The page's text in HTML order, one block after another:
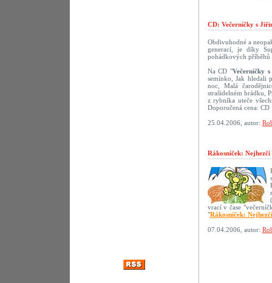
CD: Večerníčky s
Obdivuhodné a
generací, je díky
pohádkových příběhů
Na CD "Večerníčky
semínko, Jak hledali
noc, Malá
strašidelném hrádku,
z rybníka uteče
Doporučená cena:
25.04.2006, autor:
Rákosníček:
vrací v čase
"Rákosníček:
07.04.2006, autor: